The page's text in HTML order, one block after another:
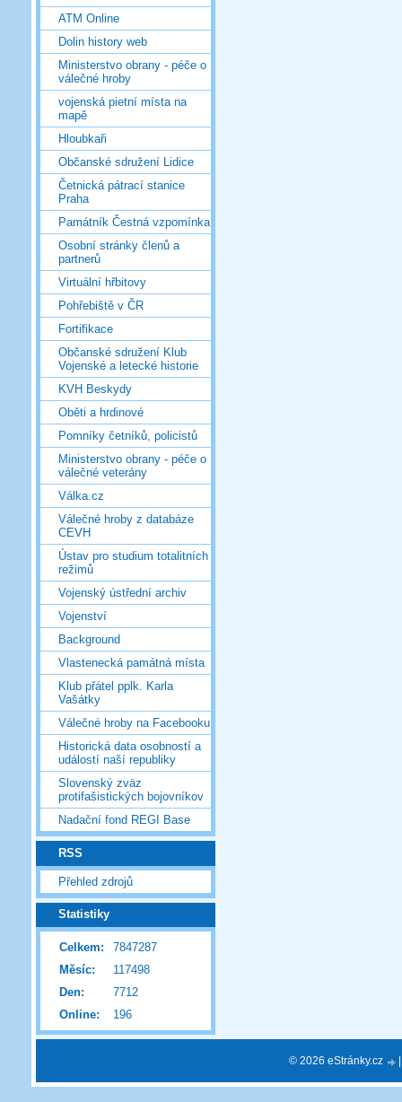
ATM Online
Dolin history web
Ministerstvo obrany - péče o
válečné hroby
vojenská pietní místa na
mapě
Hloubkaři
Občanské sdružení Lidice
Četnická pátrací stanice
Praha
Památník Čestná vzpomínka
Osobní stránky členů a
partnerů
Virtuální hřbitovy
Pohřebiště v ČR
Fortifikace
Občanské sdružení Klub
Vojenské a letecké historie
KVH Beskydy
Oběti a hrdinové
Pomníky četníků, policistů
Ministerstvo obrany - péče o
válečné veterány
Válka.cz
Válečné hroby z databáze
CEVH
Ústav pro studium totalitních
režimů
Vojenský ústřední archiv
Vojenství
Background
Vlastenecká památná místa
Klub přátel pplk. Karla
Vašátky
Válečné hroby na Facebooku
Historická data osobností a
událostí naší republiky
Slovenský zväz
protifašistických bojovníkov
Nadační fond REGI Base
RSS
Přehled zdrojů
Statistiky
Online: 196
Celkem:
7847287
Měsíc:
117498
Den:
7712
© 2026 eStránky.cz